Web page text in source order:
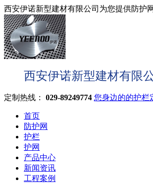
西安伊诺新型建材有限公司为您提供防护
西安伊诺新型建材有限
定制热线： 029-89249774 您身边的的护栏
首页
防护网
护栏
护网
产品中心
新闻资讯
工程案例